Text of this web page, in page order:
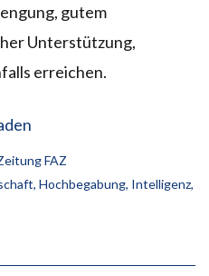
gutem
Unterstützung,
erreichen.
FAZ
, Hochbegabung, Intelligenz,